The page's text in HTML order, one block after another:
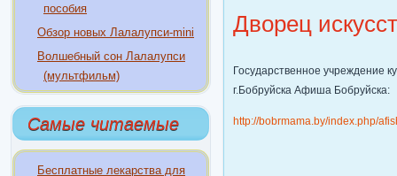
пособия
Обзор новых Лалалупси-mini
Волшебный сон Лалалупси
(мультфильм)
Самые читаемые
Бесплатные лекарства для
Дворец
Государственное учреждение
г.Бобруйска Афиша Бобруйска:
http://bobrmama.by/index.php/